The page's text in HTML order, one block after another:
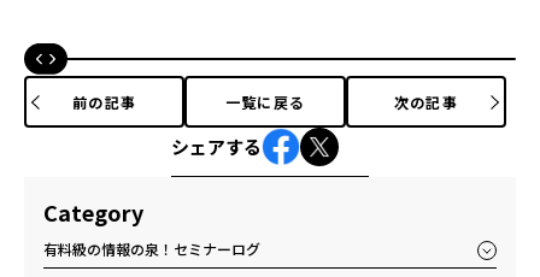
Category
有料級の情報の泉！セミナーログ
前の記事 一覧に戻る 次の記事
シェアする